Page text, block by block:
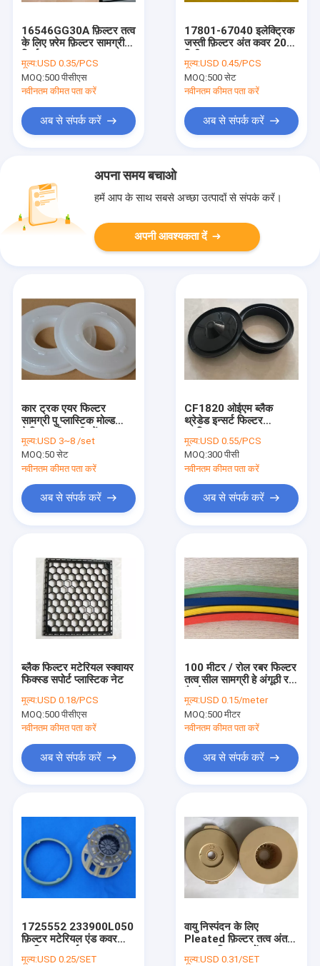
हमारे बारे में
फैक्टरी यात्रा
हमसे संपर्क करें
16546GG30A फ़िल्टर तत्व
के लिए फ़्रेम फ़िल्टर सामग्री
मूल्य:USD 0.35/PCS
MOQ:500 पीसीएस
नवीनतम कीमत पता करें
अब से संपर्क करें
17801-67040 इलेक्ट्रिक
जस्ती फ़िल्टर अंत कवर 200
मूल्य:USD 0.45/PCS
MOQ:500 सेट
नवीनतम कीमत पता करें
अब से संपर्क करें
अपना समय बचाओ
हमें आप के साथ सबसे अच्छा उत्पादों से संपर्क करें।
अपनी आवश्यकता दें
कार ट्रक एयर फिल्टर
सामग्री पु प्लास्टिक मोल्ड
मूल्य:USD 3~8 /set
MOQ:50 सेट
नवीनतम कीमत पता करें
अब से संपर्क करें
CF1820 ओईएम ब्लैक
थ्रेडेड इन्सर्ट फिल्टर
मूल्य:USD 0.55/PCS
MOQ:300 पीसी
नवीनतम कीमत पता करें
अब से संपर्क करें
ब्लैक फिल्टर मटेरियल स्क्वायर
फिक्स्ड सपोर्ट प्लास्टिक नेट
मूल्य:USD 0.18/PCS
MOQ:500 पीसीएस
नवीनतम कीमत पता करें
अब से संपर्क करें
100 मीटर / रोल रबर फिल्टर
तत्व सील सामग्री हे अंगूठी रबर
मूल्य:USD 0.15/meter
MOQ:500 मीटर
नवीनतम कीमत पता करें
अब से संपर्क करें
1725552 233900L050
फ़िल्टर मटेरियल एंड कवर
मूल्य:USD 0.25/SET
वायु निस्पंदन के लिए
Pleated फ़िल्टर तत्व अंत
मूल्य:USD 0.31/SET